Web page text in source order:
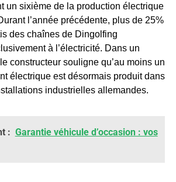
un sixième de la production électrique
l’année précédente, plus de 25%
des chaînes de Dingolfing
à l’électricité. Dans un
constructeur souligne qu’au moins un
électrique est désormais produit dans
industrielles allemandes.
: Garantie véhicule d’occasion : vos